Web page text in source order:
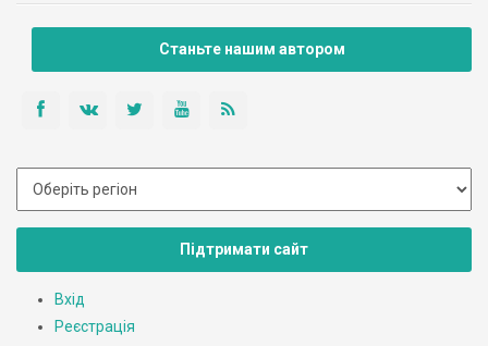
Станьте нашим автором
Підтримати сайт
Вхід
Реєстрація